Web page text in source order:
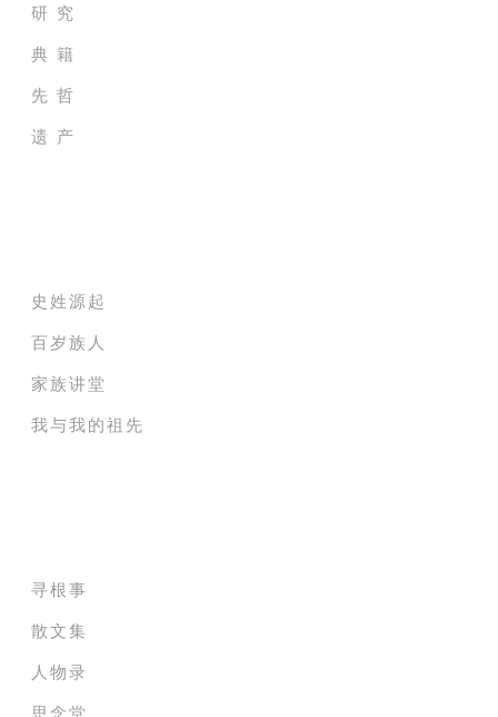
研 究
典 籍
先 哲
遗 产
史姓源起
百岁族人
家族讲堂
我与我的祖先
寻根事
散文集
人物录
思念堂